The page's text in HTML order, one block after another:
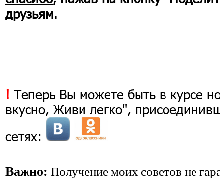
друзьям.
! Теперь Вы можете быть в курсе
вкусно, Живи легко",
сетях:
Важно: Получение моих советов не